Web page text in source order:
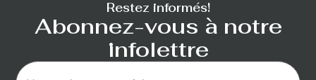
Restez informés!
Abonnez-vous à notre
infolettre